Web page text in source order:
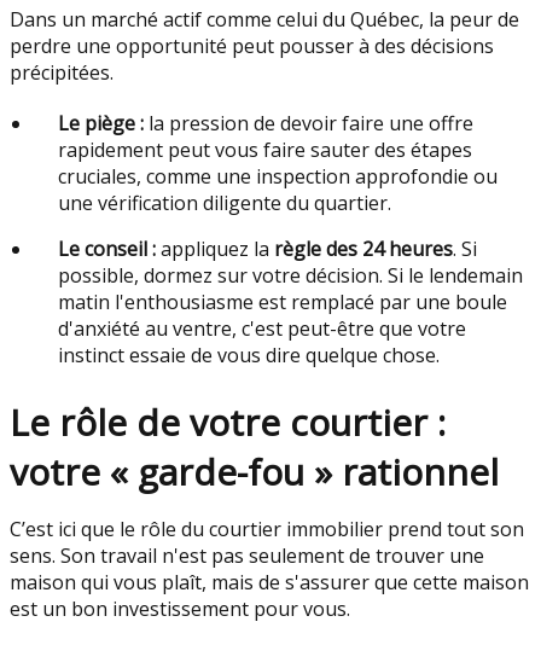
Dans un marché actif comme celui du Québec, la peur de
perdre une opportunité peut pousser à des décisions
précipitées.
Le piège : la pression de devoir faire une offre
rapidement peut vous faire sauter des étapes
cruciales, comme une inspection approfondie ou
une vérification diligente du quartier.
Le conseil :appliquez la règle des 24 heures. Si
possible, dormez sur votre décision. Si le lendemain
matin l'enthousiasme est remplacé par une boule
d'anxiété au ventre, c'est peut-être que votre
instinct essaie de vous dire quelque chose.
Le rôle de votre courtier :
votre « garde-fou » rationnel
C’est ici que le rôle du courtier immobilier prend tout son
sens. Son travail n'est pas seulement de trouver une
maison qui vous plaît, mais de s'assurer que cette maison
est un bon investissement pour vous.